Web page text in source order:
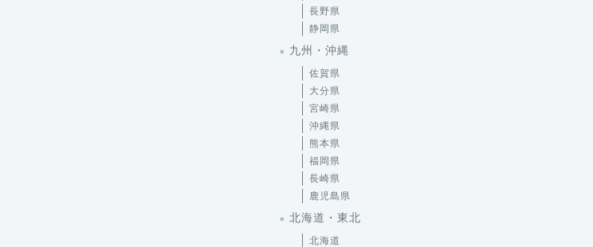
長野県
静岡県
九州・沖縄
佐賀県
大分県
宮崎県
沖縄県
熊本県
福岡県
長崎県
鹿児島県
北海道・東北
北海道